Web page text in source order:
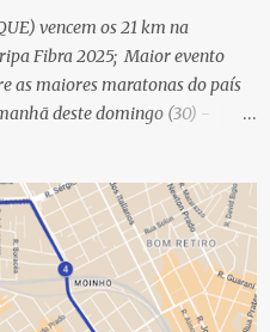
vencem os 21 km na
Fibra 2025; Maior evento
as maiores maratonas do país
deste domingo (30) -
sábado (30) foram conhecidos
esportivo de Santa
e o queniano Wilson Mutua
ambos com a quebra de
será a vez da prova principal,